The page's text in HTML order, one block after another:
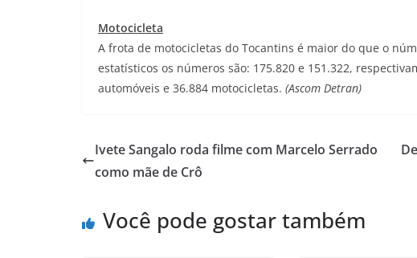
Motocicleta
A frota de motocicletas do Tocantins é maior do que o
estatísticos os números são: 175.820 e 151.322,
automóveis e 36.884 motocicletas. (Ascom Detran)
Ivete Sangalo roda filme com Marcelo Serrado
como mãe de Crô
Você pode gostar também